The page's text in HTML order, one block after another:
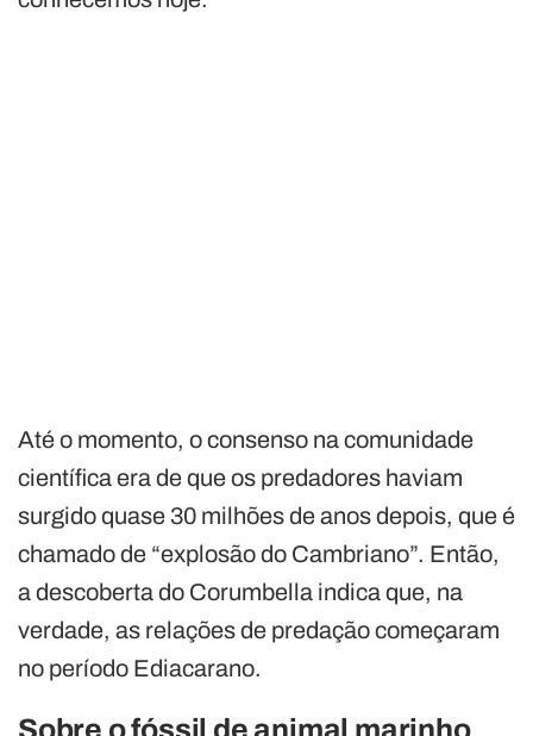
Até o momento, o consenso na comunidade
científica era de que os predadores haviam
surgido quase 30 milhões de anos depois, que é
chamado de “explosão do Cambriano”. Então,
a descoberta do Corumbella indica que, na
verdade, as relações de predação começaram
no período Ediacarano.
Sobre o fóssil de animal marinho